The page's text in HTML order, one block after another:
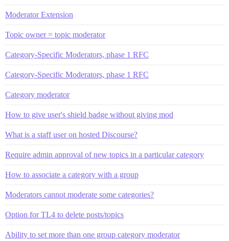
Moderator Extension
Topic owner = topic moderator
Category-Specific Moderators, phase 1 RFC
Category-Specific Moderators, phase 1 RFC
Category moderator
How to give user's shield badge without giving mod
What is a staff user on hosted Discourse?
Require admin approval of new topics in a particular category
How to associate a category with a group
Moderators cannot moderate some categories?
Option for TL4 to delete posts/topics
Ability to set more than one group category moderator